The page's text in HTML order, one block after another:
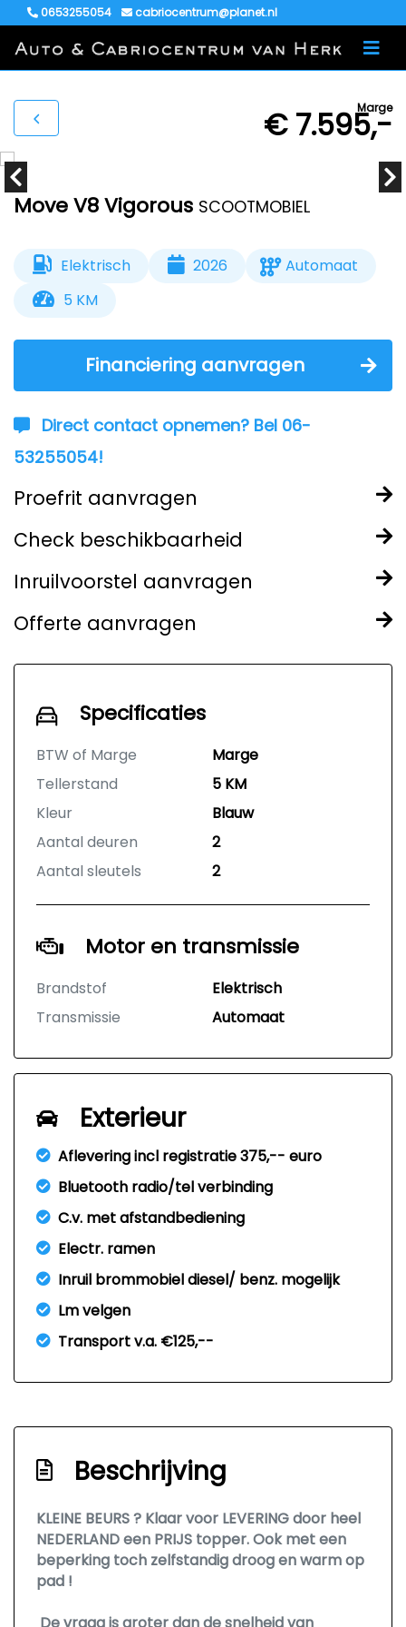
0653255054 cabriocentrum@planet.nl
Marge
€ 7.595,-
Move V8 Vigorous SCOOTMOBIEL
Elektrisch 2026
Automaat
5 KM
Financiering aanvragen
Direct contact opnemen? Bel 06-
53255054!
Proefrit aanvragen
Check beschikbaarheid
Inruilvoorstel aanvragen
Offerte aanvragen
Specificaties
BTW of Marge
Marge
Tellerstand
5 KM
Kleur
Blauw
Aantal deuren
2
Aantal sleutels
2
Motor en transmissie
Brandstof
Elektrisch
Transmissie
Automaat
Exterieur
Aflevering incl registratie 375,-- euro
Bluetooth radio/tel verbinding
C.v. met afstandbediening
Electr. ramen
Inruil brommobiel diesel/ benz. mogelijk
Lm velgen
Transport v.a. €125,--
Beschrijving
KLEINE BEURS ? Klaar voor LEVERING door heel
NEDERLAND een PRIJS topper. Ook met een
beperking toch zelfstandig droog en warm op
pad !